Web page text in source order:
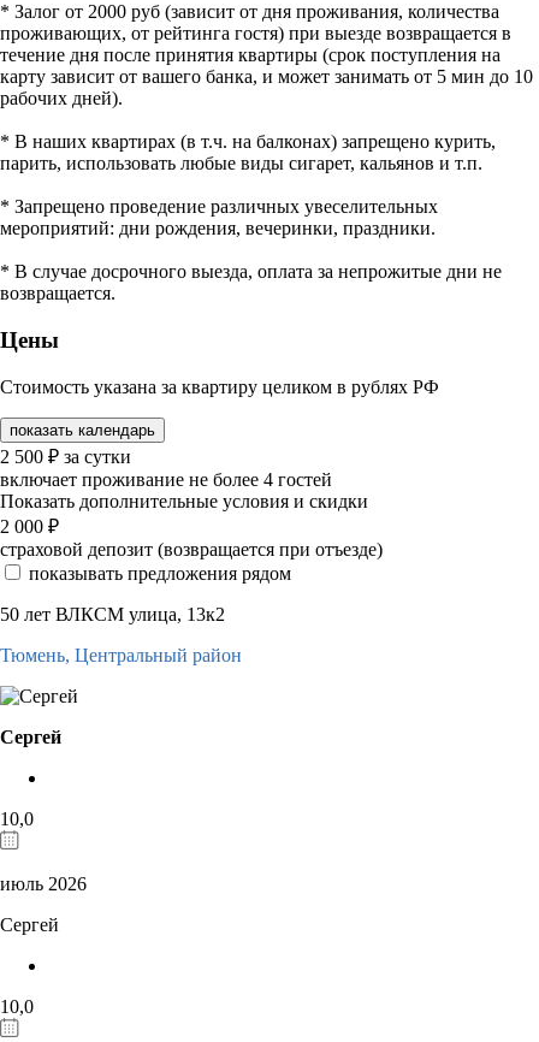
* Залог от 2000 руб (зависит от дня проживания, количества
проживающих, от рейтинга гостя) при выезде возвращается в
течение дня после принятия квартиры (срок поступления на
карту зависит от вашего банка, и может занимать от 5 мин до 10
рабочих дней).
* В наших квартирах (в т.ч. на балконах) запрещено курить,
парить, использовать любые виды сигарет, кальянов и т.п.
* Запрещено проведение различных увеселительных
мероприятий: дни рождения, вечеринки, праздники.
* В случае досрочного выезда, оплата за непрожитые дни не
возвращается.
Цены
Стоимость указана за квартиру целиком в рублях РФ
показать календарь
2 500 ₽ за сутки
включает проживание не более 4 гостей
Показать дополнительные условия и скидки
2 000 ₽
страховой депозит (возвращается при отъезде)
показывать предложения рядом
50 лет ВЛКСМ улица, 13к2
Тюмень, Центральный район
Сергей
10,0
июль 2026
Сергей
10,0